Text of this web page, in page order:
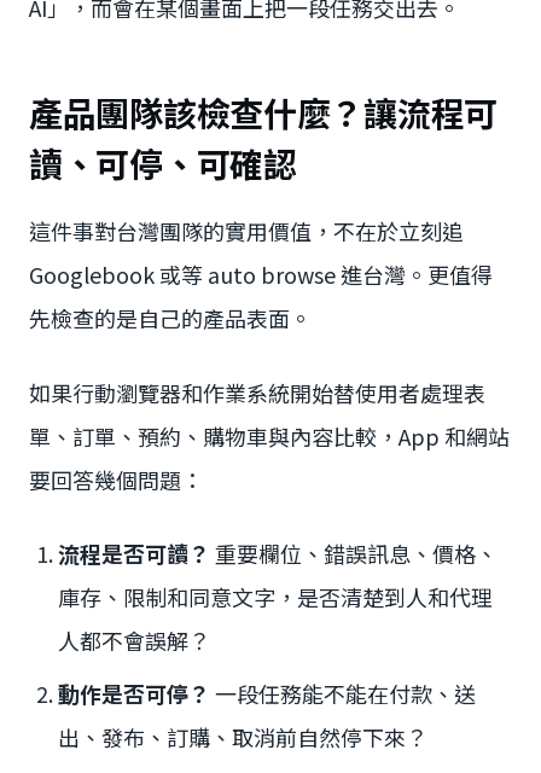
AI」，而會在某個畫面上把一段任務交出去。
產品團隊該檢查什麼？讓流程可
讀、可停、可確認
這件事對台灣團隊的實用價值，不在於立刻追
Googlebook 或等 auto browse 進台灣。更值得
先檢查的是自己的產品表面。
如果行動瀏覽器和作業系統開始替使用者處理表
單、訂單、預約、購物車與內容比較，App 和網站
要回答幾個問題：
流程是否可讀？ 重要欄位、錯誤訊息、價格、
庫存、限制和同意文字，是否清楚到人和代理
人都不會誤解？
動作是否可停？ 一段任務能不能在付款、送
出、發布、訂購、取消前自然停下來？